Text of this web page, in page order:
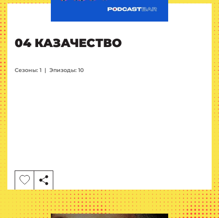
04 КАЗАЧЕСТВО
Сезоны: 1 | Эпизоды: 10